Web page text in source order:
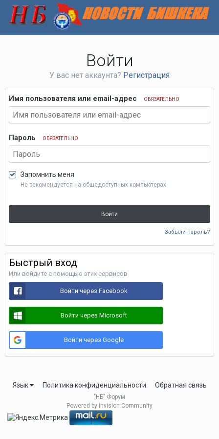
Войти
У вас нет аккаунта? Регистрация
Имя пользователя или email-адрес ОБЯЗАТЕЛЬНО
Пароль ОБЯЗАТЕЛЬНО
Запомнить меня
Не рекомендуется на общедоступных компьютерах
Войти
Забыли пароль?
Быстрый вход
Или войдите с помощью этих сервисов
Войти через Facebook
Войти через Microsoft
Войти через Google
Язык Политика конфиденциальности Обратная связь
"НБ" Форум
Powered by Invision Community